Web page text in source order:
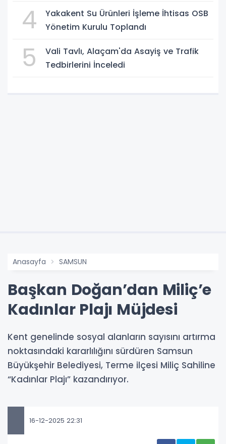
4
Yakakent Su Ürünleri İşleme İhtisas OSB
Yönetim Kurulu Toplandı
5
Vali Tavlı, Alaçam'da Asayiş ve Trafik
Tedbirlerini İnceledi
Anasayfa SAMSUN
Başkan Doğan’dan Miliç’e
Kadınlar Plajı Müjdesi
Kent genelinde sosyal alanların sayısını artırma
noktasındaki kararlılığını sürdüren Samsun
Büyükşehir Belediyesi, Terme ilçesi Miliç Sahiline
“Kadınlar Plajı” kazandırıyor.
16-12-2025 22:31